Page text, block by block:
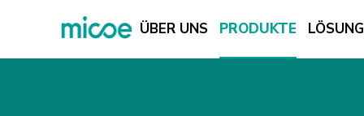
ÜBER UNS PRODUKTE LÖSUNG